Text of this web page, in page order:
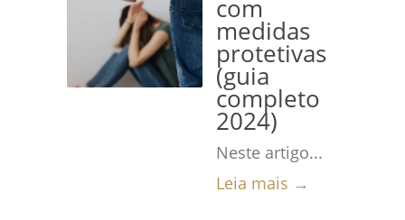
com
medidas
protetivas
(guia
completo
2024)
Neste artigo...
Leia mais →